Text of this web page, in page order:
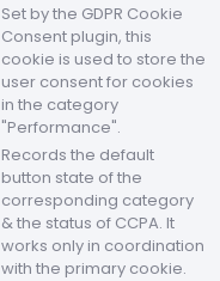
Set by the GDPR Cookie
Consent plugin, this
cookie is used to store the
user consent for cookies
in the category
"Performance".
Records the default
button state of the
corresponding category
& the status of CCPA. It
works only in coordination
with the primary cookie.